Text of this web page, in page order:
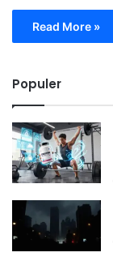
Read More »
Populer